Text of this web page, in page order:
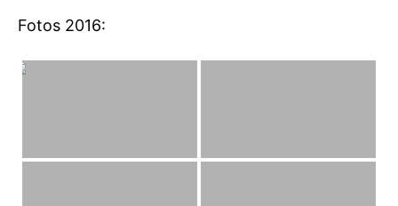
Fotos 2016: